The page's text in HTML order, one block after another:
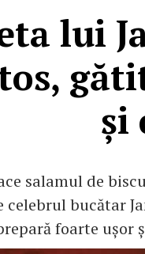
lui
şi
salamul de
celebrul bucătar
foarte uşor